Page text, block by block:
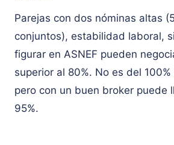
Parejas con dos nóminas altas
conjuntos), estabilidad laboral,
figurar en ASNEF pueden
superior al 80%. No es del
pero con un buen broker puede
95%.